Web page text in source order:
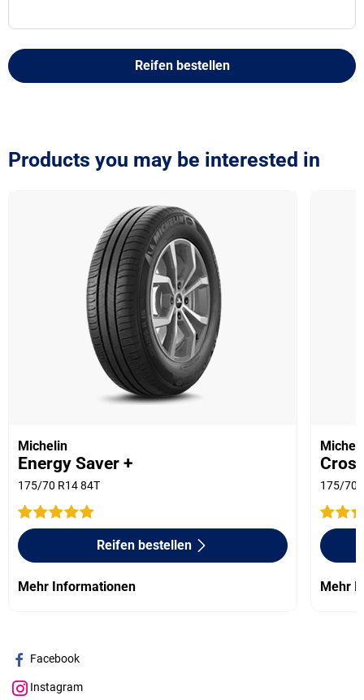
Reifen bestellen
Products you may be interested in
Michelin
Energy Saver +
175/70 R14 84T
Reifen bestellen
Mehr Informationen
175/70
Mehr
Facebook
Instagram